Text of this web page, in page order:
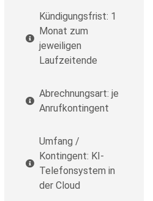
Kündigungsfrist: 1
Monat zum
jeweiligen
Laufzeitende
Abrechnungsart: je
Anrufkontingent
Umfang /
Kontingent: KI-
Telefonsystem in
der Cloud